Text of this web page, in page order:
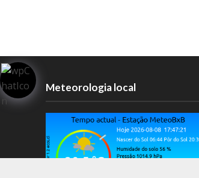
Meteorologia local